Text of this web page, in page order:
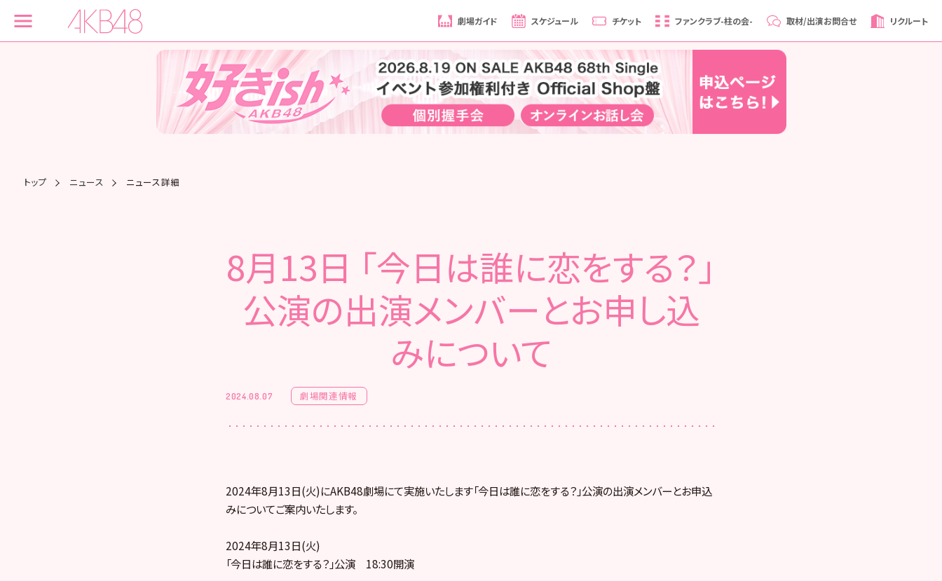
劇場ガイド スケジュール チケット ファンクラブ-柱の会- 取材/出演お問合せ リクルート
トップ ニュース ニュース詳細
8月13日 「今日は誰に恋をする？」
公演の出演メンバーとお申し込
みについて
2024.08.07 劇場関連情報
2024年8月13日(火)にAKB48劇場にて実施いたします「今日は誰に恋をする？」公演の出演メンバーとお申込
みについてご案内いたします。
2024年8月13日(火)
「今日は誰に恋をする？」公演 18:30開演